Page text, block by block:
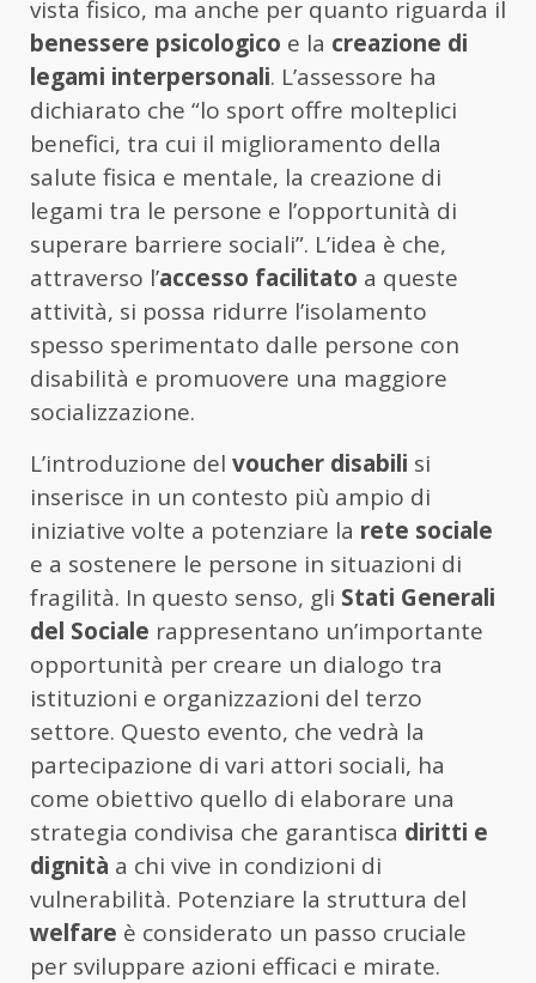
vista fisico, ma anche per quanto riguarda il
benessere psicologico e la creazione di
legami interpersonali. L’assessore ha
dichiarato che “lo sport offre molteplici
benefici, tra cui il miglioramento della
salute fisica e mentale, la creazione di
legami tra le persone e l’opportunità di
superare barriere sociali”. L’idea è che,
attraverso l’accesso facilitato a queste
attività, si possa ridurre l’isolamento
spesso sperimentato dalle persone con
disabilità e promuovere una maggiore
socializzazione.
L’introduzione del voucher disabili si
inserisce in un contesto più ampio di
iniziative volte a potenziare la rete sociale
e a sostenere le persone in situazioni di
fragilità. In questo senso, gli Stati Generali
del Sociale rappresentano un’importante
opportunità per creare un dialogo tra
istituzioni e organizzazioni del terzo
settore. Questo evento, che vedrà la
partecipazione di vari attori sociali, ha
come obiettivo quello di elaborare una
strategia condivisa che garantisca diritti e
dignità a chi vive in condizioni di
vulnerabilità. Potenziare la struttura del
welfare è considerato un passo cruciale
per sviluppare azioni efficaci e mirate.